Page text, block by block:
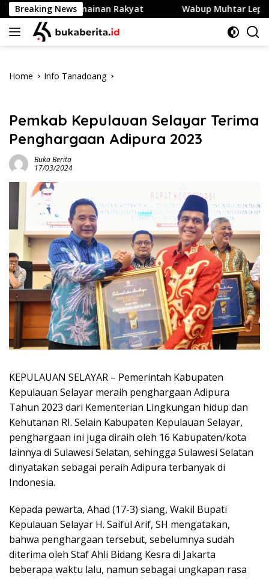
Skip
to
content
Breaking News
Permainan Rakyat Wabup Muhtar Lepas 48
Home Info Tanadoang
Pemkab Kepulauan Selayar Terima
Penghargaan Adipura 2023
Buka Berita
17/03/2024
KEPULAUAN SELAYAR – Pemerintah Kabupaten
Kepulauan Selayar meraih penghargaan Adipura
Tahun 2023 dari Kementerian Lingkungan hidup dan
Kehutanan RI. Selain Kabupaten Kepulauan Selayar,
penghargaan ini juga diraih oleh 16 Kabupaten/kota
lainnya di Sulawesi Selatan, sehingga Sulawesi Selatan
dinyatakan sebagai peraih Adipura terbanyak di
Indonesia.
Kepada pewarta, Ahad (17-3) siang, Wakil Bupati
Kepulauan Selayar H. Saiful Arif, SH mengatakan,
bahwa penghargaan tersebut, sebelumnya sudah
diterima oleh Staf Ahli Bidang Kesra di Jakarta
beberapa waktu lalu, namun sebagai ungkapan rasa